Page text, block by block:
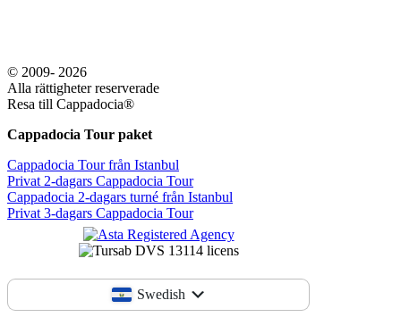
© 2009- 2026
Alla rättigheter reserverade
Resa till Cappadocia®
Cappadocia Tour paket
Cappadocia Tour från Istanbul
Privat 2-dagars Cappadocia Tour
Cappadocia 2-dagars turné från Istanbul
Privat 3-dagars Cappadocia Tour
Swedish